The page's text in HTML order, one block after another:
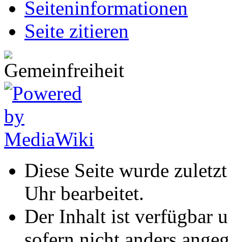
Seiten­informationen
Seite zitieren
Diese Seite wurde
Uhr bearbeitet.
Der Inhalt ist verfügbar